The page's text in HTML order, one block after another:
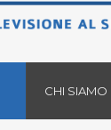
CHI SIAMO